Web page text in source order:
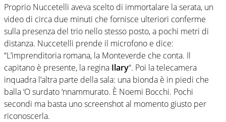
Proprio Nuccetelli aveva scelto di immortalare la serata, un
video di circa due minuti che fornisce ulteriori conferme
sulla presenza del trio nello stesso posto, a pochi metri di
distanza. Nuccetelli prende il microfono e dice:
“L’imprenditoria romana, la Monteverde che conta. Il
capitano è presente, la regina Ilary“. Poi la telecamera
inquadra l’altra parte della sala: una bionda è in piedi che
balla ‘O surdato ‘nnammurato. È Noemi Bocchi. Pochi
secondi ma basta uno screenshot al momento giusto per
riconoscerla.